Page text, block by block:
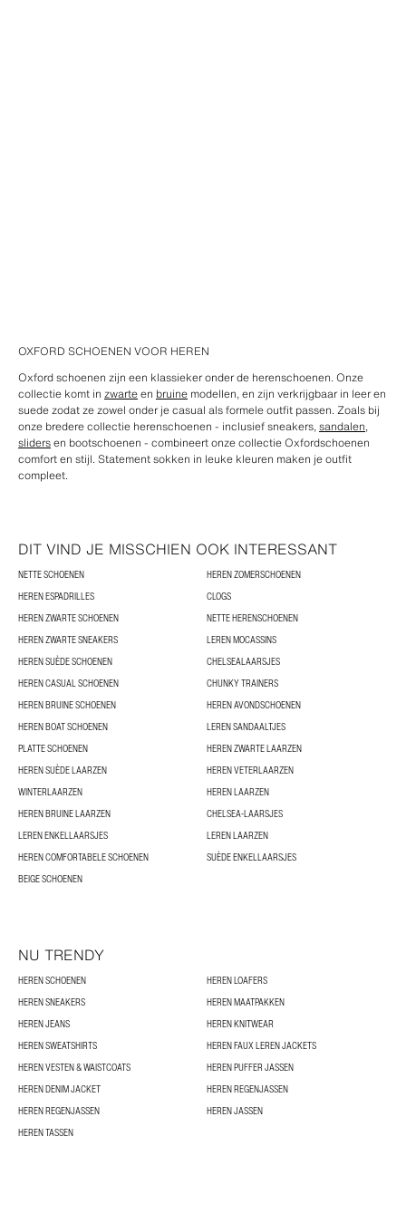
OXFORD SCHOENEN VOOR HEREN
Oxford schoenen zijn een klassieker onder de herenschoenen. Onze
collectie komt in zwarteen bruine modellen, en zijn verkrijgbaar in leer en
suede zodat ze zowel onder je casual als formele outfit passen. Zoals bij
onze bredere collectie herenschoenen - inclusief sneakers,sandalen,
slidersen bootschoenen - combineert onze collectie Oxfordschoenen
comfort en stijl. Statement sokken in leuke kleuren maken je outfit
compleet.
DIT VIND JE MISSCHIEN OOK INTERESSANT
NETTE SCHOENEN
HEREN ZOMERSCHOENEN
HEREN ESPADRILLES
CLOGS
HEREN ZWARTE SCHOENEN
NETTE HERENSCHOENEN
HEREN ZWARTE SNEAKERS
LEREN MOCASSINS
HEREN SUÈDE SCHOENEN
CHELSEALAARSJES
HEREN CASUAL SCHOENEN
CHUNKY TRAINERS
HEREN BRUINE SCHOENEN
HEREN AVONDSCHOENEN
HEREN BOAT SCHOENEN
LEREN SANDAALTJES
PLATTE SCHOENEN
HEREN ZWARTE LAARZEN
HEREN SUÈDE LAARZEN
HEREN VETERLAARZEN
WINTERLAARZEN
HEREN LAARZEN
HEREN BRUINE LAARZEN
CHELSEA-LAARSJES
LEREN ENKELLAARSJES
LEREN LAARZEN
HEREN COMFORTABELE SCHOENEN
SUÈDE ENKELLAARSJES
BEIGE SCHOENEN
NU TRENDY
HEREN SCHOENEN
HEREN LOAFERS
HEREN SNEAKERS
HEREN MAATPAKKEN
HEREN JEANS
HEREN KNITWEAR
HEREN SWEATSHIRTS
HEREN FAUX LEREN JACKETS
HEREN VESTEN & WAISTCOATS
HEREN PUFFER JASSEN
HEREN DENIM JACKET
HEREN REGENJASSEN
HEREN REGENJASSEN
HEREN JASSEN
HEREN TASSEN